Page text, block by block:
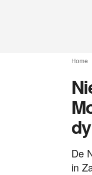
Home
De
in